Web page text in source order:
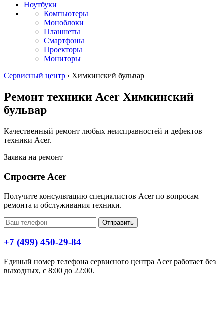
Ноутбуки
Компьютеры
Моноблоки
Планшеты
Смартфоны
Проекторы
Мониторы
Сервисный центр › Химкинский бульвар
Ремонт техники Acer Химкинский
бульвар
Качественный ремонт любых неисправностей и дефектов
техники Acer.
Заявка на ремонт
Спросите Acer
Получите консультацию специалистов Acer по вопросам
ремонта и обслуживания техники.
Отправить
+7 (499) 450-29-84
Единый номер телефона сервисного центра Acer работает без
выходных, с 8:00 до 22:00.